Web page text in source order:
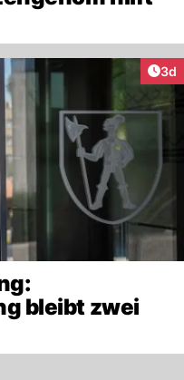
3d
bleibt zwei